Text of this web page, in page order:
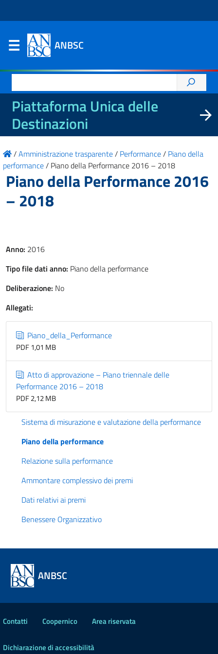
ANBSC
per:
Piattaforma Unica delle
Destinazioni
/Amministrazione trasparente/ Performance/ Piano della
performance/ Piano della Performance 2016 – 2018
Piano della Performance 2016
– 2018
Anno: 2016
Tipo file dati anno: Piano della performance
Deliberazione: No
Allegati:
Piano_della_Performance
PDF 1,01 MB
Atto di approvazione – Piano triennale delle
Performance 2016 – 2018
PDF 2,12 MB
Sistema di misurazione e valutazione della performance
Piano della performance
Relazione sulla performance
Ammontare complessivo dei premi
Dati relativi ai premi
Benessere Organizzativo
ANBSC
Contatti Coopernico Area riservata
Dichiarazione di accessibilità